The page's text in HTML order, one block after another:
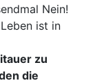
Nein!
ist in
zu
die